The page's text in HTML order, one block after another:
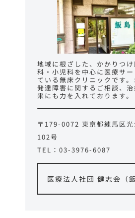
地域に根ざした、かかりつ
科・小児科を中心に医療サ
ている無床クリニックです
発達障害に関するご相談、
来にも力を入れております。
〒179-0072 東京都練馬区
102号
TEL：03-3976-6087
医療法人社団 健志会（